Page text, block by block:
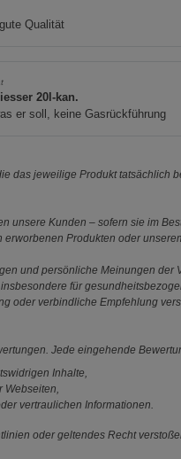
Qualität
20l-kan.
er soll, keine Gasrückführung
das jeweilige Produkt
unsere Kunden – sofern sie im
Produkten oder
und persönliche Meinungen
für
oder verbindliche Empfehlung
Jede eingehende
Inhalte,
Webseiten,
vertraulichen Informationen.
oder geltendes Recht